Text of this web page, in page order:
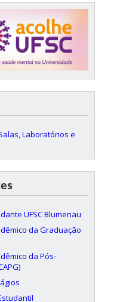
Laboratórios e
UFSC Blumenau
da Graduação
da Pós-